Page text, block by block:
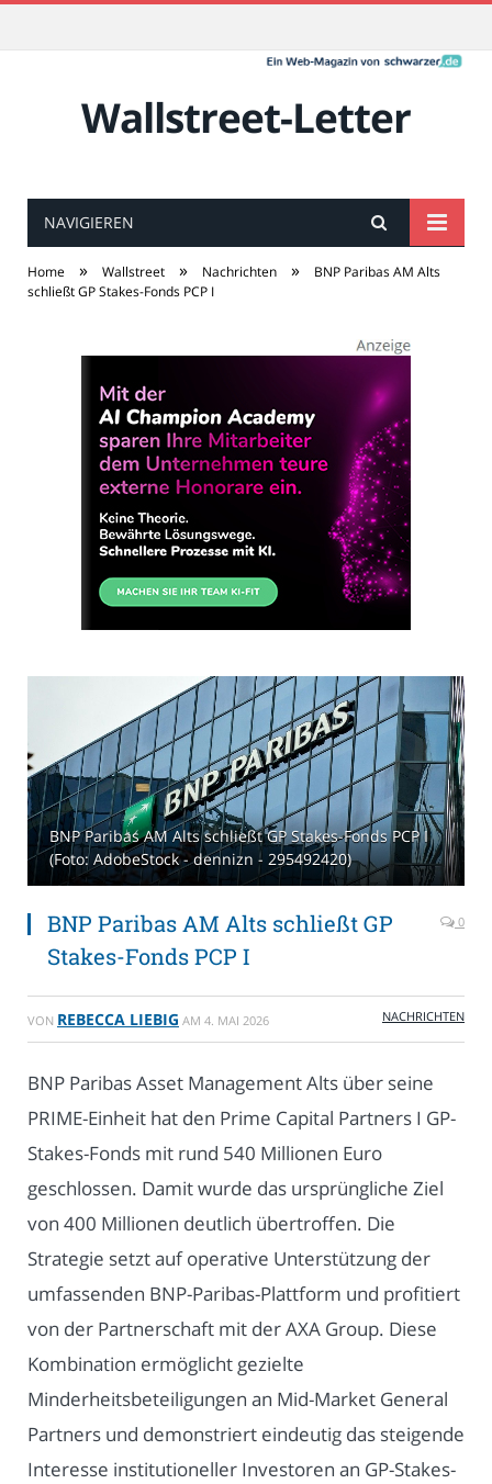
Wallstreet-Letter
NAVIGIEREN
Home » Wallstreet » Nachrichten »
BNP Paribas AM Alts
schließt GP Stakes-Fonds PCP I
BNP Paribas AM Alts schließt GP Stakes-Fonds PCP I
(Foto: AdobeStock - dennizn - 295492420)
BNP Paribas AM Alts schließt GP
Stakes-Fonds PCP I
0
VON REBECCA LIEBIG AM 4. MAI 2026 NACHRICHTEN
BNP Paribas Asset Management Alts über seine
PRIME-Einheit hat den Prime Capital Partners I GP-
Stakes-Fonds mit rund 540 Millionen Euro
geschlossen. Damit wurde das ursprüngliche Ziel
von 400 Millionen deutlich übertroffen. Die
Strategie setzt auf operative Unterstützung der
umfassenden BNP-Paribas-Plattform und profitiert
von der Partnerschaft mit der AXA Group. Diese
Kombination ermöglicht gezielte
Minderheitsbeteiligungen an Mid-Market General
Partners und demonstriert eindeutig das steigende
Interesse institutioneller Investoren an GP-Stakes-